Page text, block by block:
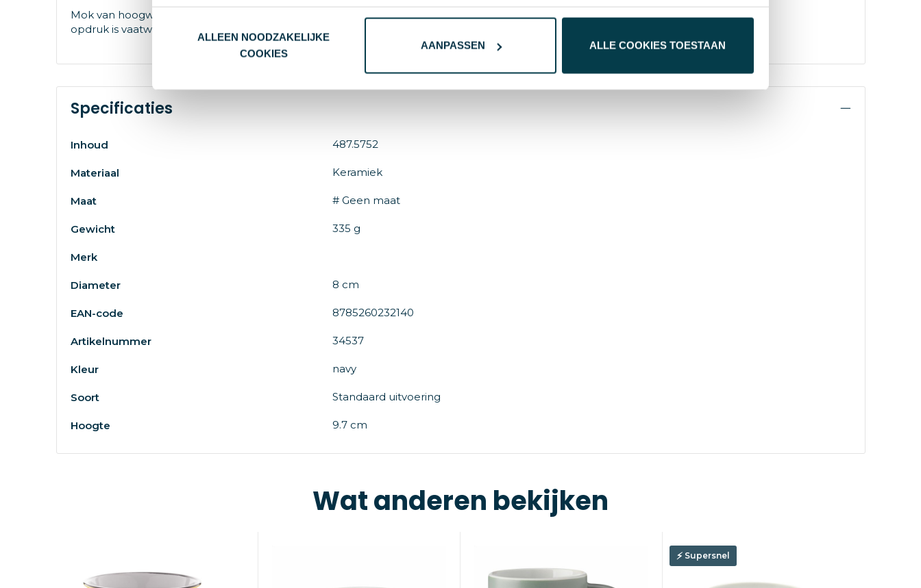
ALLEEN NOODZAKELIJKE
COOKIES
AANPASSEN ALLE COOKIES TOESTAAN
Mok van hoogwaardig keramiek met een matte buitenzijde en glanzende binnenzijde. Vaatwasserbestendig. De
opdruk is vaatwasmachine getest en gecertificeerd: EN 12875-2. Inhoud 350 ml.
Specificaties
Inhoud 487.5752
Materiaal Keramiek
Maat # Geen maat
Gewicht 335 g
Merk
Diameter 8 cm
EAN-code 8785260232140
Artikelnummer 34537
Kleur navy
Soort Standaard uitvoering
Hoogte 9.7 cm
Wat anderen bekijken
Supersnel